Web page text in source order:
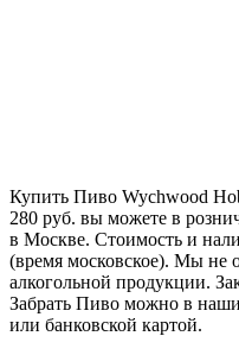
Купить Пиво Wychwood
280 руб. вы можете в
в Москве. Стоимость и
(время московское). Мы не
алкогольной продукции.
Забрать Пиво можно в
или банковской картой.